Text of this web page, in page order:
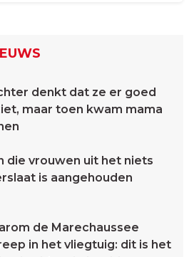
denkt dat ze er goed
maar toen kwam mama
die vrouwen uit het niets
is aangehouden
de Marechaussee
in het vliegtuig: dit is het